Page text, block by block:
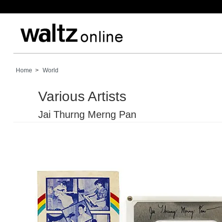
Home > World
Various Artists
Jai Thurng Merng Pan